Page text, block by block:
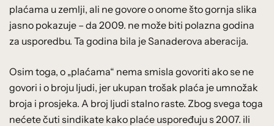
plaćama u zemlji, ali ne govore o onome što gornja slika
jasno pokazuje – da 2009. ne može biti polazna godina
za usporedbu. Ta godina bila je Sanaderova aberacija.
Osim toga, o „plaćama“ nema smisla govoriti ako se ne
govori i o broju ljudi, jer ukupan trošak plaća je umnožak
broja i prosjeka. A broj ljudi stalno raste. Zbog svega toga
nećete čuti sindikate kako plaće uspoređuju s 2007. ili